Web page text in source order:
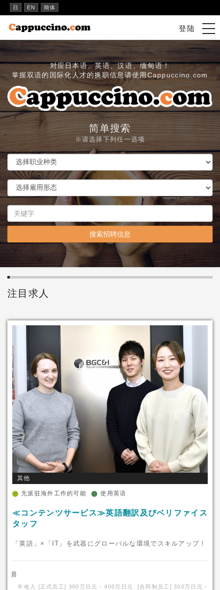
日 EN 簡体
登陆
对应日本语、英语、汉语、缅甸语！
掌握双语的国际化人才的换职信息请使用Cappuccino.com
简单搜索
※请选择下列任一选项
搜索招聘信息
注目求人
其他
无派驻海外工作的可能 使用英语
≪コンテンツサービス≫英語翻訳及びベリファイス
タッフ
「英語」×「IT」を武器にグローバルな環境でスキルアップ！
年收入 [正式员工] 300万日元 - 400万日元 [合同制员工] 300万日元 -